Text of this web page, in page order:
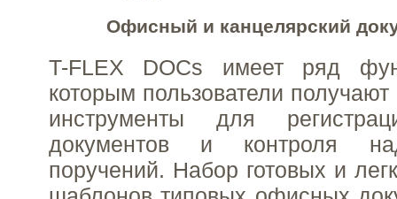
Офисный и канцелярский
T-FLEX DOCs имеет ряд
которым пользователи
инструменты для
документов и контроля
поручений. Набор готовых и